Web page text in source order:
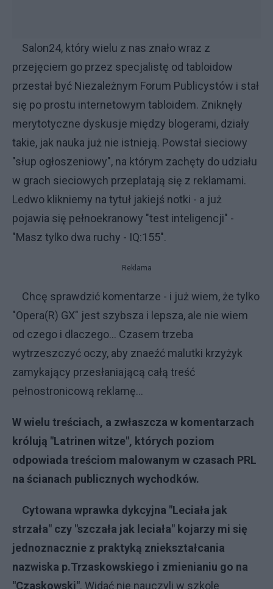
Salon24, który wielu z nas znało wraz z
przejęciem go przez specjalistę od tabloidow
przestał być Niezależnym Forum Publicystów i stał
się po prostu internetowym tabloidem. Zniknęły
merytotyczne dyskusje między blogerami, działy
takie, jak nauka już nie istnieją. Powstał sieciowy
"słup ogłoszeniowy", na którym zachęty do udziału
w grach sieciowych przeplatają się z reklamami.
Ledwo klikniemy na tytuł jakiejś notki - a już
pojawia się pełnoekranowy "test inteligencji" -
"Masz tylko dwa ruchy - IQ:155".
Reklama
Chcę sprawdzić komentarze - i już wiem, że tylko
"Opera(R) GX" jest szybsza i lepsza, ale nie wiem
od czego i dlaczego... Czasem trzeba
wytrzeszczyć oczy, aby znaeźć malutki krzyżyk
zamykający przesłaniającą całą treść
pełnostronicową reklamę...
W wielu treściach, a zwłaszcza w komentarzach
królują "Latrinen witze", których poziom
odpowiada treściom malowanym w czasach PRL
na ścianach publicznych wychodków.
Cytowana wprawka dykcyjna "Leciała jak
strzała" czy "szczała jak leciała" kojarzy mi się
jednoznacznie z praktyką zniekształcania
nazwiska p.Trzaskowskiego i zmienianiu go na
"Czaskowski". Widać nie nauczyli w szkole